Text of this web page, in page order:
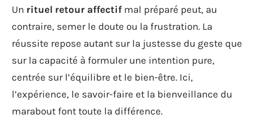
Un rituel retour affectifmal préparé peut, au
contraire, semer le doute ou la frustration. La
réussite repose autant sur la justesse du geste que
sur la capacité à formuler une intention pure,
centrée sur l’équilibre et le bien-être. Ici,
l’expérience, le savoir-faire et la bienveillance du
marabout font toute la différence.